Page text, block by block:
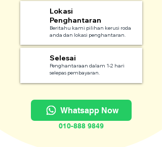
Lokasi
Penghantaran
Beritahu kami pilihan kerusi roda
anda dan lokasi penghantaran.
Selesai
Penghantaraan dalam 1-2 hari
selepas pembayaran.
Whatsapp Now
010-888 9849